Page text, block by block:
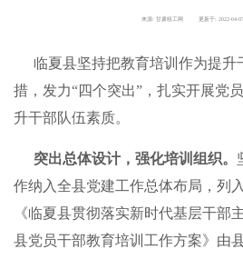
来源: 甘肃组工网 更新于: 2022-04-
临夏县坚持把教育培训作为提升
措，发力“四个突出”，扎实开展党
升干部队伍素质。
突出总体设计，强化培训组织。
作纳入全县党建工作总体布局，列
《临夏县贯彻落实新时代基层干部
县党员干部教育培训工作方案》由